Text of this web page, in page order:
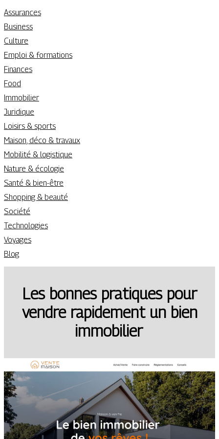
Assurances
Business
Culture
Emploi & formations
Finances
Food
Immobilier
Juridique
Loisirs & sports
Maison, déco & travaux
Mobilité & logistique
Nature & écologie
Santé & bien-être
Shopping & beauté
Société
Technologies
Voyages
Blog
Les bonnes pratiques pour
vendre rapidement un bien
immobilier